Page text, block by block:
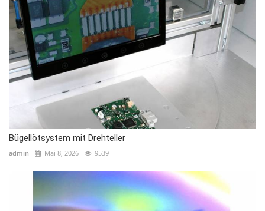
Bügellötsystem mit Drehteller
admin Mai 8, 2026 9539